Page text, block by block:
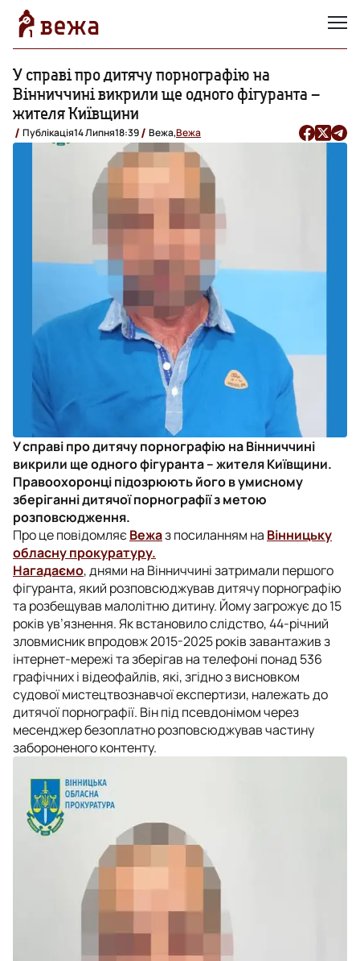
У справі про дитячу порнографію на
Вінниччині викрили ще одного фігуранта –
жителя Київщини
Публікація14 Липня18:39 Вежа,Вежа
У справі про дитячу порнографію на Вінниччині
викрили ще одного фігуранта – жителя Київщини.
Правоохоронці підозрюють його в умисному
зберіганні дитячої порнографії з метою
розповсюдження.
Про це повідомляєВежаз посиланням на Вінницьку
обласну прокуратуру.
Нагадаємо, днями на Вінниччині затримали першого
фігуранта, який розповсюджував дитячу порнографію
та розбещував малолітню дитину. Йому загрожує до 15
років ув’язнення. Як встановило слідство, 44-річний
зловмисник впродовж 2015-2025 років завантажив з
інтернет-мережі та зберігав на телефоні понад 536
графічних і відеофайлів, які, згідно з висновком
судової мистецтвознавчої експертизи, належать до
дитячої порнографії. Він під псевдонімом через
месенджер безоплатно розповсюджував частину
забороненого контенту.